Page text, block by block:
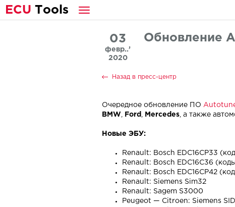
ECU Tools
03
февр..’
2020
Обновление
Назад в пресс-центр
Очередное обновление ПО
BMW
Ford Mercedes , а также
Новые ЭБУ:
Renault: Bosch EDC16CP33
Renault: Bosch EDC16C36
Renault: Bosch EDC16CP42
Renault: Siemens Sim32
Renault: Sagem S3000
Peugeot — Citroen: Siemens